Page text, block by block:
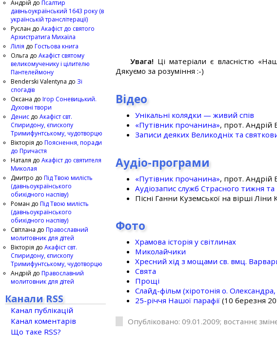
Увага! Ці матеріали є власністю
Дякуємо за розуміння :-)
Відео
Унікальні колядки — живий спів
«Путівник прочанина», прот. Андрій
Записи деяких Великодніх та
Аудіо-програми
«Путівник прочанина», прот. Андрій
Аудіозапис служб Страсного тижня
Пісні Ганни Куземської на вірші Ліни
Фото
Храмова історія у світлинах
Миколайчики
Хресний хід з мощами св. вмц.
Свята
Прощі
Слайд-фільм (хіротонія о. Олександра,
25-рiччя Нашої парафiї (10 березня
Опубліковано: 09.01.2009; востаннє
Андрій до Псалтир
давньоукраїнський 1643 року (в
українській транслітерації)
Руслан до Акафіст до святого
Архистратига Михаїла
Лілія до Гостьова книга
Ольга до Акафіст святому
великомученику і цілителю
Пантелеймону
Benderski Valentyna до Зі
спогадів
Оксана до Ігор Соневицький.
Духовні твори
Денис до Акафіст свт.
Спиридону, єпископу
Тримифунтському, чудотворцю
Вікторія до Пояснення, поради
до Причастя
Наталя до Акафіст до святителя
Миколая
Дмитро до Під Твою милість
(давньоукраїнського
обихідного наспіву)
Роман до Під Твою милість
(давньоукраїнського
обихідного наспіву)
Світлана до Православний
молитовник для дітей
Вікторія до Акафіст свт.
Спиридону, єпископу
Тримифунтському, чудотворцю
Андрій до Православний
молитовник для дітей
Канали RSS
Канал публікацій
Канал коментарів
Що таке RSS?